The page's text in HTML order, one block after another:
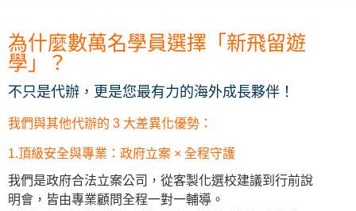
為什麼數萬名學員選擇「新飛留遊
學」？
不只是代辦，更是您最有力的海外成長夥伴！
我們與其他代辦的 3 大差異化優勢：
1.頂級安全與專業：政府立案 × 全程守護
我們是政府合法立案公司，從客製化選校建議到行前說
明會，皆由專業顧問全程一對一輔導。